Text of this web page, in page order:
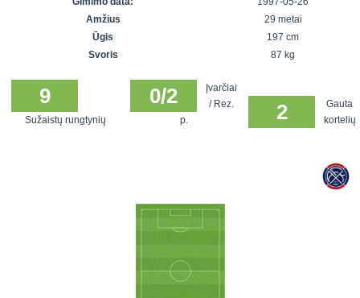
SFL rudens
Snaigės taurė
čempionatas
Vilnius
Amžius
29 metai
Ūgis
197 cm
Svoris
87 kg
9
Sužaistų rungtynių
0/2
Įvarčiai
/ Rez.
p.
2
Gauta
kortelių